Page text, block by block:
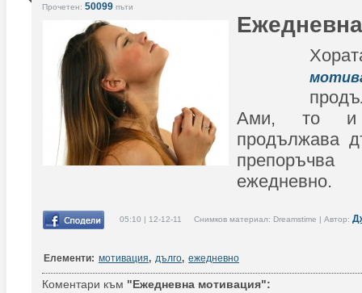
Прочетен: 50099 пъти
Ами, то и
продължава
ежедневно.
05:10 | 12-12-11 Снимков материал: Dreamstime | Автор:
Елементи: мотивация, дълго, ежедневно
Коментари към "Ежедневна мотивация":